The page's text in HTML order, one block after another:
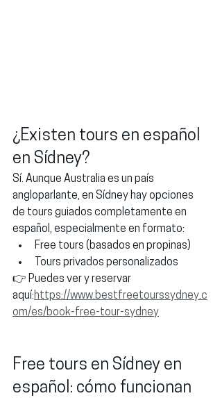
¿Existen tours en español
en Sídney?
Sí. Aunque Australia es un país
angloparlante, en Sídney hay opciones
de tours guiados completamente en
español , especialmente en formato:
Free tours (basados en propinas)
Tours privados personalizados
👉 Puedes ver y reservar
aquí:https://www.bestfreetourssydney.c
om/es/book-free-tour-sydney
Free tours en Sídney en
español: cómo funcionan